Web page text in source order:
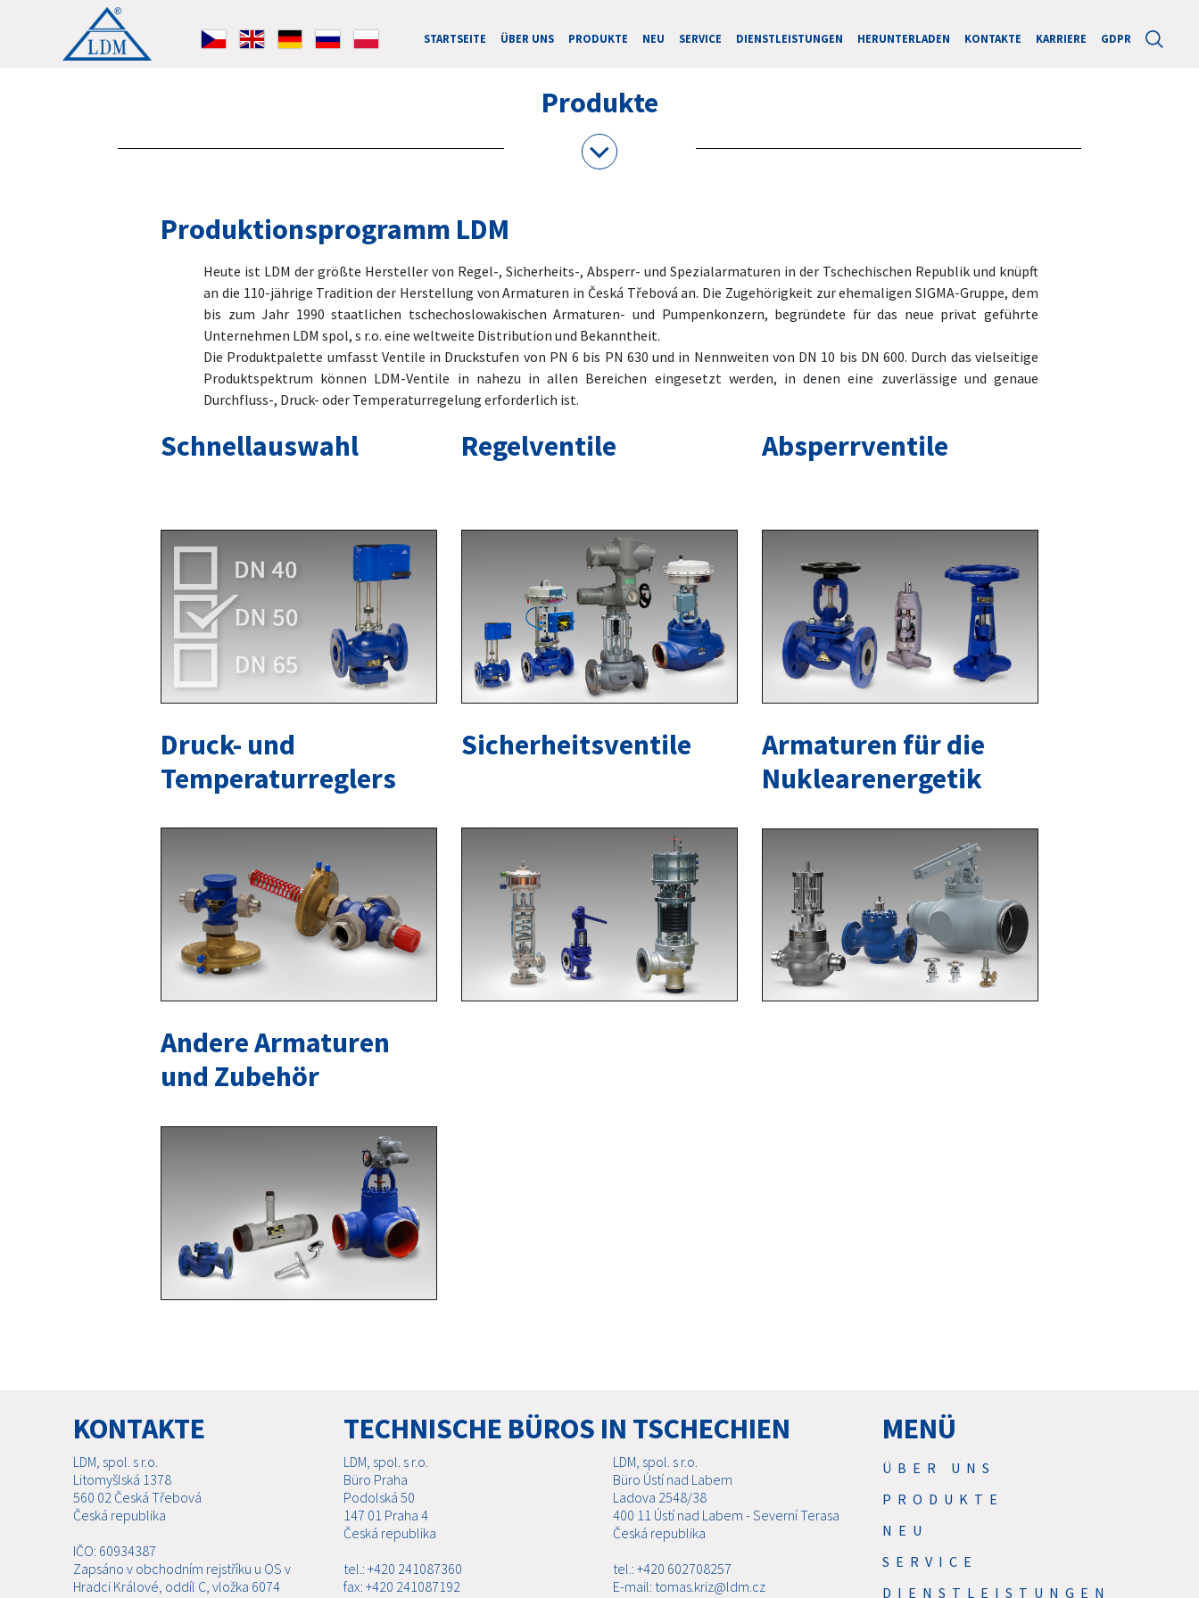
STARTSEITE ÜBER UNS PRODUKTE NEU SERVICE DIENSTLEISTUNGEN HERUNTERLADEN KONTAKTE KARRIERE GDPR
Produkte
Produktionsprogramm LDM
Heute ist LDM der größte Hersteller von Regel-, Sicherheits-, Absperr- und Spezialarmaturen in der Tschechischen Republik und knüpft
an die 110-jährige Tradition der Herstellung von Armaturen in Česká Třebová an. Die Zugehörigkeit zur ehemaligen SIGMA-Gruppe, dem
bis zum Jahr 1990 staatlichen tschechoslowakischen Armaturen- und Pumpenkonzern, begründete für das neue privat geführte
Unternehmen LDM spol, s r.o. eine weltweite Distribution und Bekanntheit.
Die Produktpalette umfasst Ventile in Druckstufen von PN 6 bis PN 630 und in Nennweiten von DN 10 bis DN 600. Durch das vielseitige
Produktspektrum können LDM-Ventile in nahezu in allen Bereichen eingesetzt werden, in denen eine zuverlässige und genaue
Durchfluss-, Druck- oder Temperaturregelung erforderlich ist.
Schnellauswahl Regelventile Absperrventile
Druck- und
Temperaturreglers
Sicherheitsventile
Armaturen für die
Nuklearenergetik
Andere Armaturen
und Zubehör
KONTAKTE
LDM, spol. s r.o.
Litomyšlská 1378
560 02 Česká Třebová
Česká republika
IČO: 60934387
Zapsáno v obchodním rejstříku u OS v
Hradci Králové, oddíl C, vložka 6074
TECHNISCHE BÜROS IN TSCHECHIEN
LDM, spol. s r.o.
Büro Praha
Podolská 50
147 01 Praha 4
Česká republika
tel.: +420 241087360
fax: +420 241087192
LDM, spol. s r.o.
Büro Ústí nad Labem
Ladova 2548/38
400 11 Ústí nad Labem - Severní Terasa
Česká republika
tel.: +420 602708257
E-mail: tomas.kriz@ldm.cz
MENÜ
ÜBER UNS
PRODUKTE
NEU
SERVICE
DIENSTLEISTUNGEN